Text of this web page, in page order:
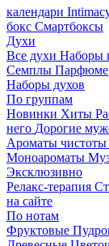
календари
бокс Смартбоксы
Духи
Все духи Наборы
Семплы
Наборы духов
По группам
Новинки Хиты
него Дорогие
Ароматы чистоты
Моноароматы
Эксклюзивно
Релакс-терапия
на сайте
По нотам
Фруктовые